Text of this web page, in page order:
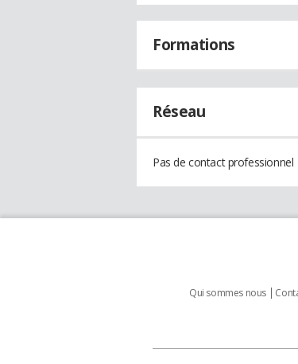
Formations
Réseau
Pas de contact professionnel
Qui sommes nous